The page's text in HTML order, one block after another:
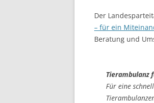
Der
– für ein
Beratung und
Tierambulanz
Für eine